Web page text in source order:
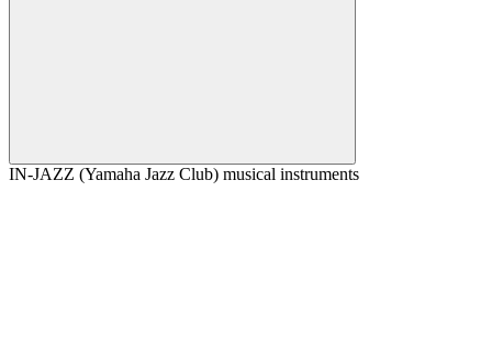
IN-JAZZ (Yamaha Jazz Club) musical instruments